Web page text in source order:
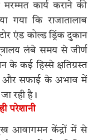
कार्य कराने की
गया कि राजातालाब
एंड कोल्ड ड्रिंक दुकान
लंबे समय से जीर्ण
कई हिस्से क्षतिग्रस्त
और सफाई के अभाव में
रही है।
परेशानी
आवागमन केंद्रों में से